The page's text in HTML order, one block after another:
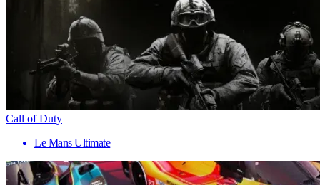
Call of Duty
Le Mans Ultimate